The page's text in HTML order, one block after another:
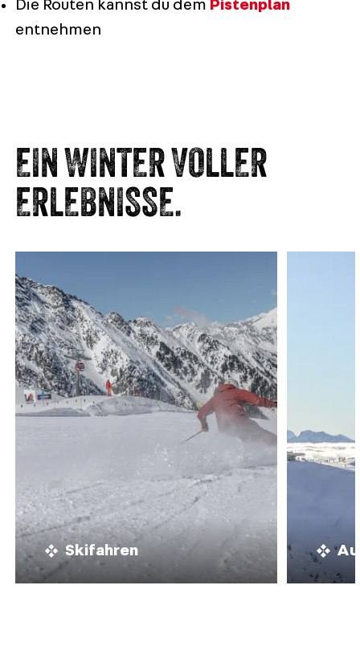
Die Routen kannst du dem Pistenplan
entnehmen
EIN WINTER VOLLER
ERLEBNISSE.
Skifahren